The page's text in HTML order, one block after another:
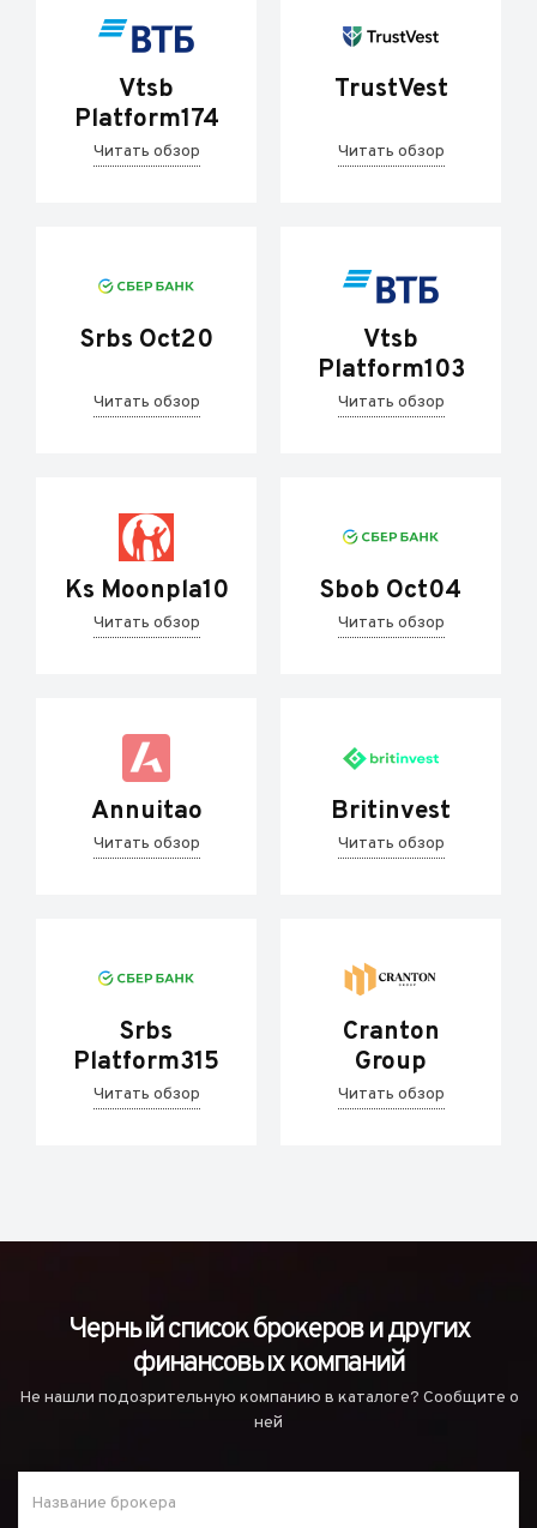
Vtsb
Platform174
Читать обзор
TrustVest
Читать обзор
Srbs Oct20
Читать обзор
Vtsb
Platform103
Читать обзор
Ks Moonpla10
Читать обзор
Sbob Oct04
Читать обзор
Annuitao
Читать обзор
Britinvest
Читать обзор
Srbs
Platform315
Читать обзор
Cranton
Group
Читать обзор
Черный список брокеров и других
финансовых компаний
Не нашли подозрительную компанию в каталоге? Сообщите о
ней